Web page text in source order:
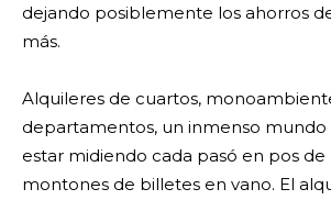
dejando posiblemente los ahorros
más.
Alquileres de cuartos,
departamentos, un inmenso mundo
estar midiendo cada pasó en pos
montones de billetes en vano. El